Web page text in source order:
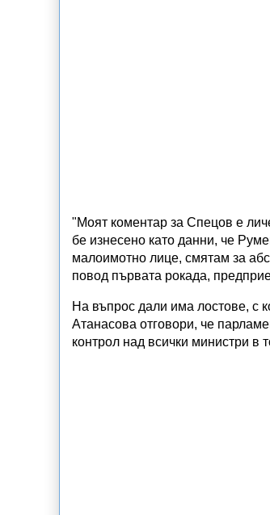
"Моят коментар за Спецов е
бе изнесено като данни, че
малоимотно лице, смятам за
повод първата рокада,
На въпрос дали има лостове, с
Атанасова отговори, че
контрол над всички министри в